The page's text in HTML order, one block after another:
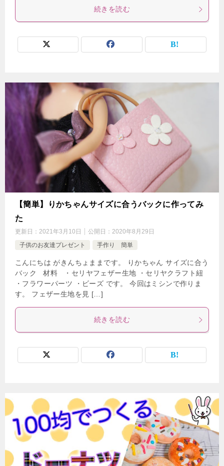
続きを読む
【簡単】りかちゃんサイズに合うバックに作ってみ
た
更新日： 2021年3月10日 公開日： 2020年8月29日
子供のお友達プレゼント
手作り 簡単
こんにちは がきんちょままです。 りかちゃん サイズに合う
バック 材料 ・セリヤフェザー生地 ・セリヤクラフト紐
・フラワーパーツ ・ビーズ です。 今回はミシンで作りま
す。 フェザー生地を見 […]
続きを読む